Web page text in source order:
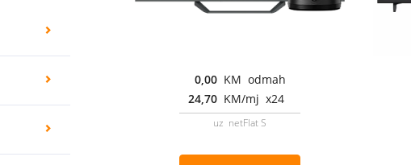
0,00 KM odmah
24,70 KM/mj x24
uz netFlat S